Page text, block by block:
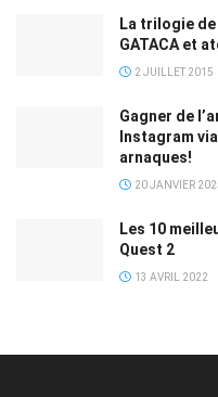
La trilogie
GATACA et
2 JUILLET 2015
Gagner de
Instagram
arnaques!
20 JANVIER
Les 10
Quest 2
13 AVRIL 2022